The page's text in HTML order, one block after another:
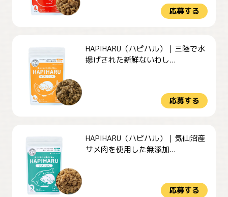
応募する
HAPIHARU（ハピハル）｜三陸で水
揚げされた新鮮ないわし...
応募する
HAPIHARU（ハピハル）｜気仙沼産
サメ肉を使用した無添加...
応募する